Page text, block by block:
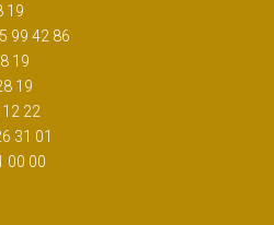
19
99 42 86
19
19
22
31 01
00 00